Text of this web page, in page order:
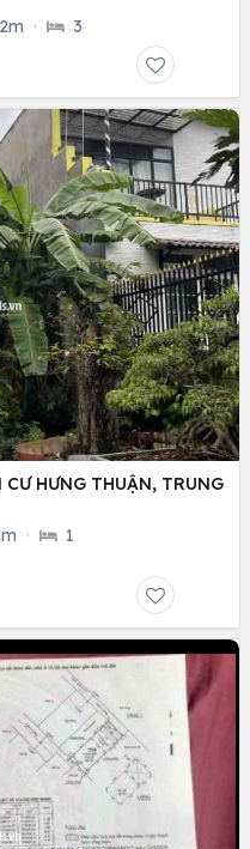
· 3
HƯNG THUẬN, TRUNG
· 1